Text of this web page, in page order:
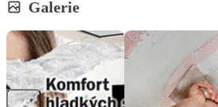
Galerie